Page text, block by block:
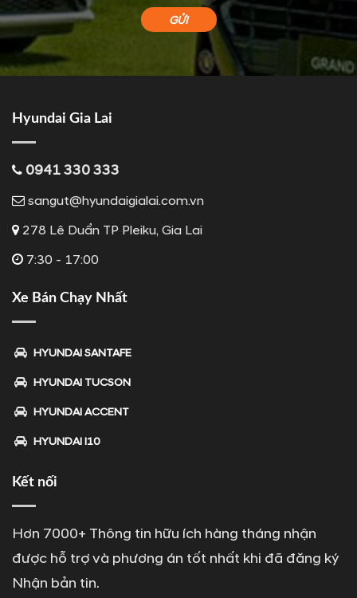
Hyundai Gia Lai
0941 330 333
sangut@hyundaigialai.com.vn
278 Lê Duẩn TP Pleiku, Gia Lai
7:30 - 17:00
Xe Bán Chạy Nhất
HYUNDAI SANTAFE
HYUNDAI TUCSON
HYUNDAI ACCENT
HYUNDAI I10
Kết nối
Hơn 7000+ Thông tin hữu ích hàng tháng nhận
được hỗ trợ và phương án tốt nhất khi đã đăng ký
Nhận bản tin.